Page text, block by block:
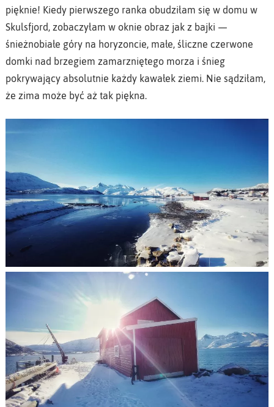
pięknie! Kiedy pierwszego ranka obudziłam się w domu w
Skulsfjord, zobaczyłam w oknie obraz jak z bajki —
śnieżnobiałe góry na horyzoncie, małe, śliczne czerwone
domki nad brzegiem zamarzniętego morza i śnieg
pokrywający absolutnie każdy kawałek ziemi. Nie sądziłam,
że zima może być aż tak piękna.